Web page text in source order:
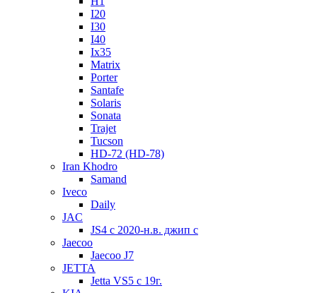
I20
I30
I40
Ix35
Matrix
Porter
Santafe
Solaris
Sonata
Trajet
Tucson
HD-72 (HD-78)
Iran Khodro
Samand
Iveco
Daily
JAC
JS4 с 2020-н.в. джип с
Jaecoo
Jaecoo J7
JETTA
Jetta VS5 с 19г.